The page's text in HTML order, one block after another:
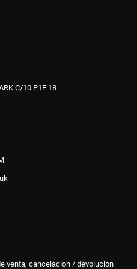
C/10 P1E 18
venta, cancelacion / devolucion